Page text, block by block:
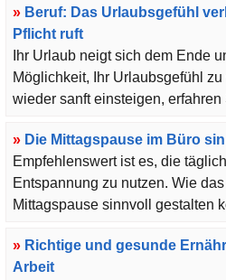
» Beruf: Das Urlaubsgefühl
Pflicht ruft
Ihr Urlaub neigt sich dem Ende
Möglichkeit, Ihr Urlaubsgefühl
wieder sanft einsteigen, erfahren
» Die Mittagspause im Büro
Empfehlenswert ist es, die
Entspannung zu nutzen. Wie
Mittagspause sinnvoll gestalten
» Richtige und gesunde
Arbeit